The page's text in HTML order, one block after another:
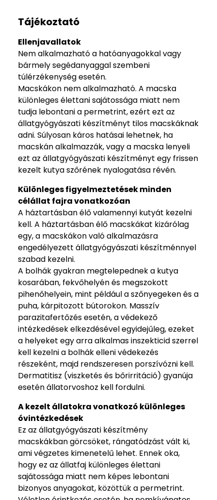
Tájékoztató
Ellenjavallatok
Nem alkalmazható a hatóanyagokkal vagy
bármely segédanyaggal szembeni
túlérzékenység esetén.
Macskákon nem alkalmazható. A macska
különleges élettani sajátossága miatt nem
tudja lebontani a permetrint, ezért ezt az
állatgyógyászati készítményt tilos macskáknak
adni. Súlyosan káros hatásai lehetnek, ha
macskán alkalmazzák, vagy a macska lenyeli
ezt az állatgyógyászati készítményt egy frissen
kezelt kutya szőrének nyalogatása révén.
Különleges figyelmeztetések minden
célállat fajra vonatkozóan
A háztartásban élő valamennyi kutyát kezelni
kell. A háztartásban élő macskákat kizárólag
egy, a macskákon való alkalmazásra
engedélyezett állatgyógyászati készítménnyel
szabad kezelni.
A bolhák gyakran megtelepednek a kutya
kosarában, fekvőhelyén és megszokott
pihenőhelyein, mint például a szőnyegeken és a
puha, kárpitozott bútorokon. Masszív
parazitafertőzés esetén, a védekező
intézkedések elkezdésével egyidejűleg, ezeket
a helyeket egy arra alkalmas inszekticid szerrel
kell kezelni a bolhák elleni védekezés
részeként, majd rendszeresen porszívózni kell.
Dermatitisz (viszketés és bőrirritáció) gyanúja
esetén állatorvoshoz kell fordulni.
A kezelt állatokra vonatkozó különleges
óvintézkedések
Ez az állatgyógyászati készítmény
macskákban görcsöket, rángatódzást vált ki,
ami végzetes kimenetelű lehet. Ennek oka,
hogy ez az állatfaj különleges élettani
sajátossága miatt nem képes lebontani
bizonyos anyagokat, közöttük a permetrint.